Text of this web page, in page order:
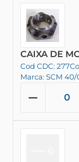
CAIXA DE
Cod CDC: 277
Marca: SCM 40/